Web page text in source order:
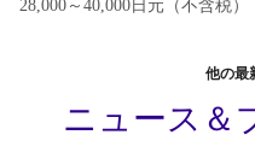
28,000～40,000日元（不含税）
他の最
ニュース＆